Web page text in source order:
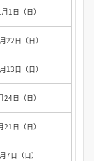
1日（日）
22日（日）
13日（日）
日（日）
日（日）
7日（日）